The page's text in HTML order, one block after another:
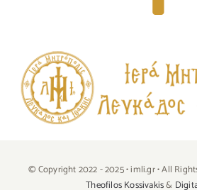
© Copyright 2022 - 2025 • imli.gr • All
Theofilos Kossivakis&